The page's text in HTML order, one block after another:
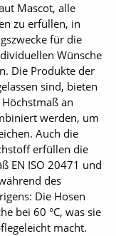
Mascot, alle
zu erfüllen, in
für die
Wünsche
Die Produkte der
sind, bieten
an
werden, um
Auch die
erfüllen die
EN ISO 20471 und
des
Die Hosen
bei 60 °C, was sie
macht.